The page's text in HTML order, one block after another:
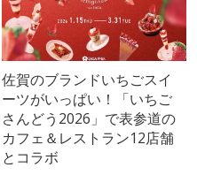
佐賀のブランドいちごスイ
ーツがいっぱい！「いちご
さんどう2026」で表参道の
カフェ＆レストラン12店舗
とコラボ